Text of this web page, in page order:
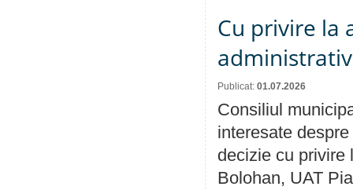
Cu privire la
Publicat: 01.07.2026
Consiliul
interesate
decizie cu privire
Bolohan, UAT